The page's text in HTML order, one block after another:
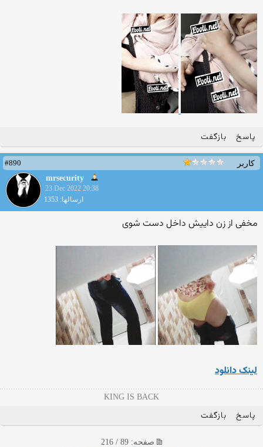
پاسخ بازگفت
کاربر
#890
mrsecurity
23 Dec 2022 20:38
ارسالها: 1353
مخفی از زن داییش داخل دست شوی
لینک دانلود
KING IS BACK
پاسخ بازگفت
صفحه: 89 / 216